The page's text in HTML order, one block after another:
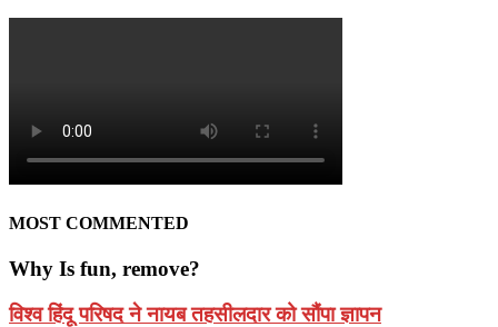
MOST COMMENTED
Why Is fun, remove?
विश्व हिंदू परिषद ने नायब तहसीलदार को सौंपा ज्ञापन